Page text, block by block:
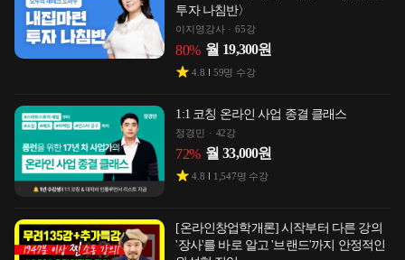
투자 나침반〉
이지영강사 65강
80% 월 19,300원
4.8 59명 수강
1:1 코칭 온라인 사업 종결 클래스
정경민 42강
72% 월 33,000원
4.8 1,547명 수강
[온라인창업학개론] 시작부터 다른 강의
'장사'를 바로 알고 '브랜드'까지 안정적인